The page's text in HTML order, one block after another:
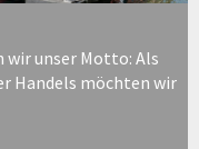
wir unser Motto: Als
Handels möchten wir